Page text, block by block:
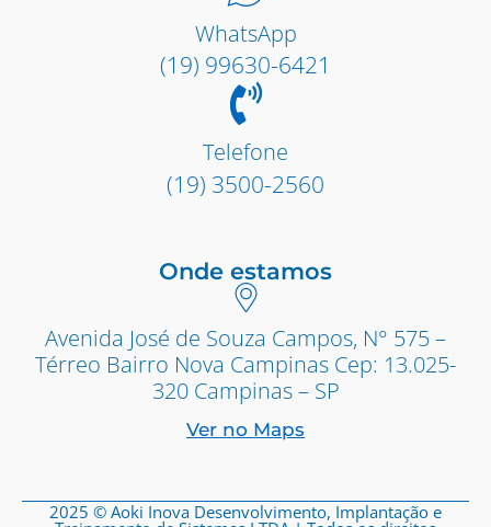
WhatsApp
(19) 99630-6421
Telefone
(19) 3500-2560
Onde estamos
Avenida José de Souza Campos, N° 575 –
Térreo Bairro Nova Campinas Cep: 13.025-
320 Campinas – SP
Ver no Maps
2025 © Aoki Inova Desenvolvimento, Implantação e